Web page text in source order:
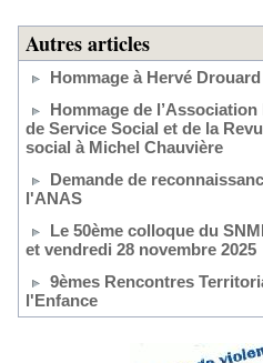
Autres articles
Hommage à Hervé Drouard
Hommage de
de Service Social et de la
social à Michel Chauvière
Demande de
l'ANAS
Le 50ème colloque du
et vendredi 28 novembre 2025
9èmes Rencontres
l'Enfance